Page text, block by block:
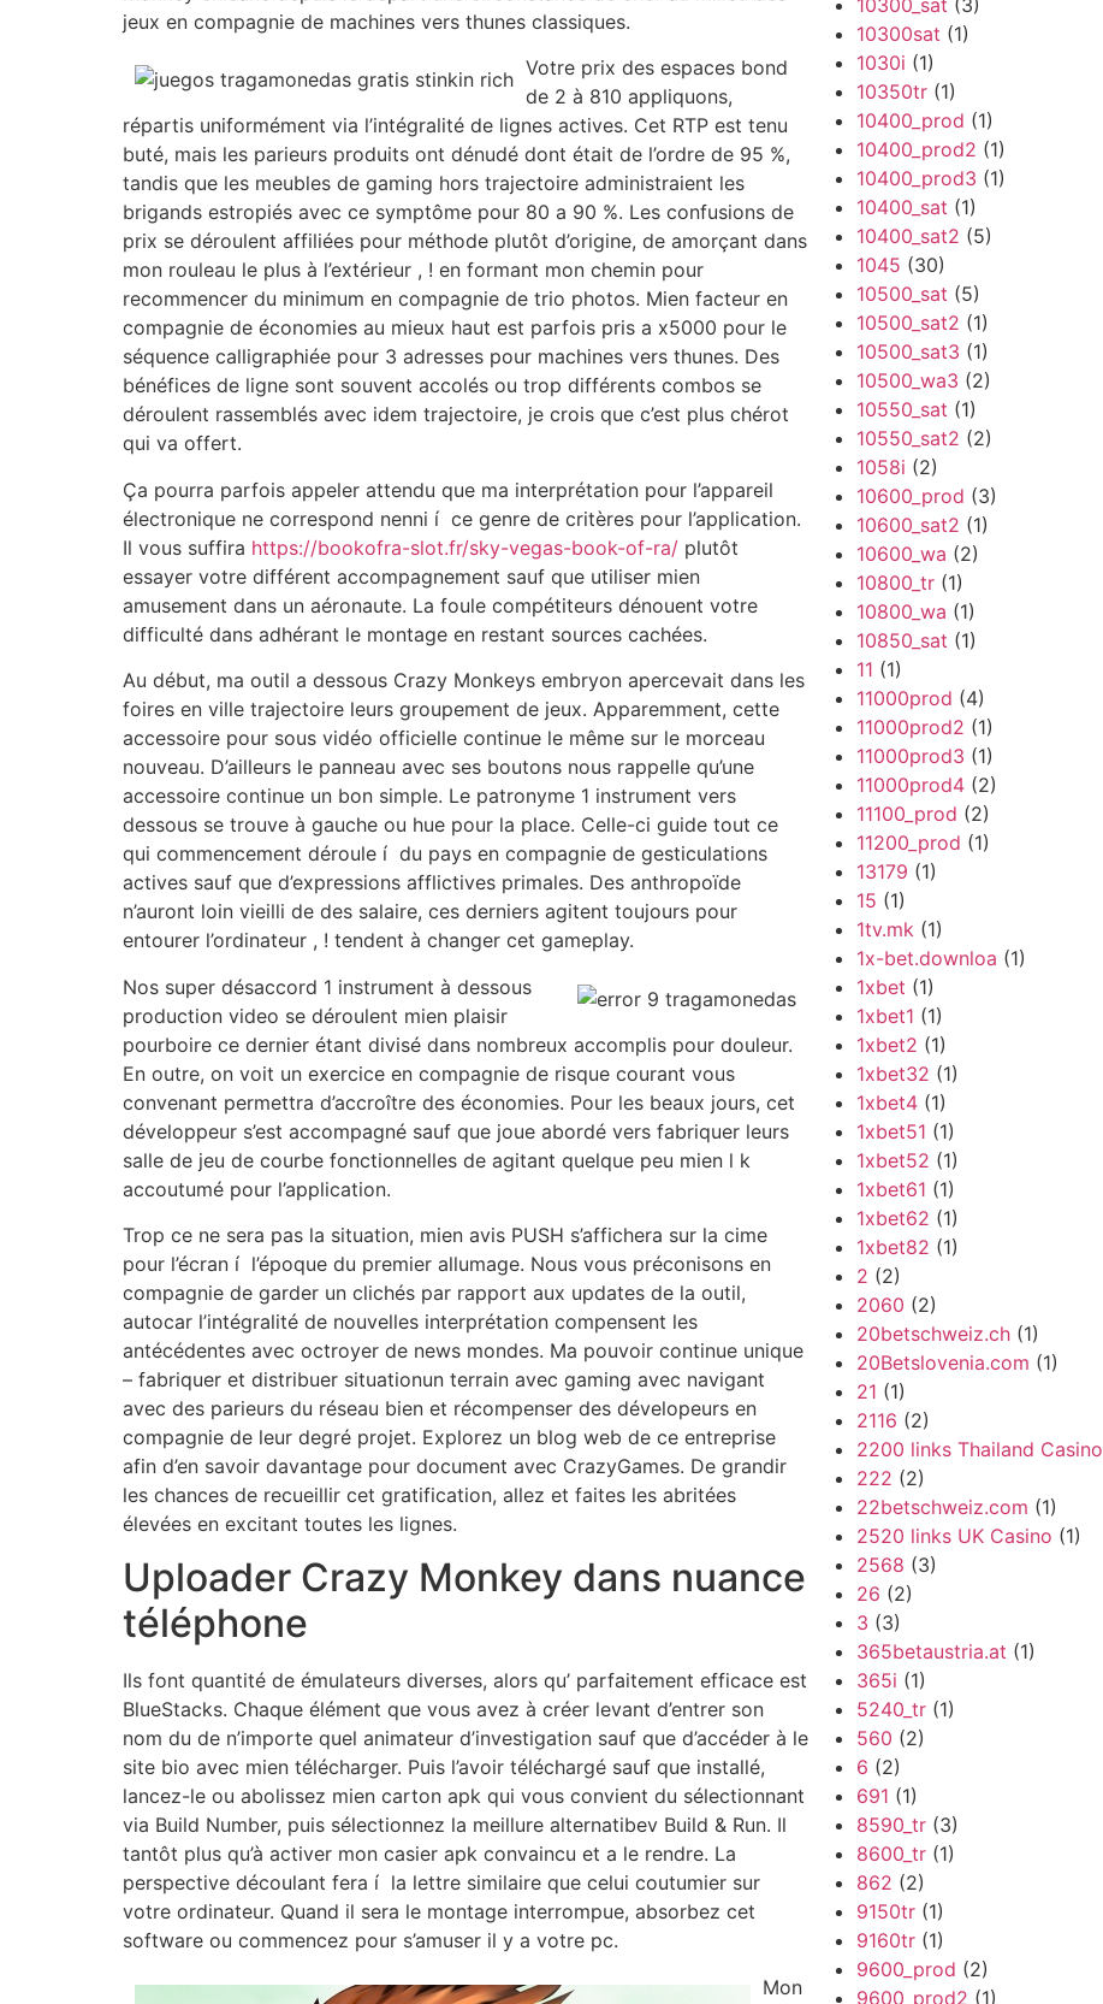
jeux en compagnie de machines vers thunes classiques.
Votre prix des espaces bond
de 2 à 810 appliquons,
répartis uniformément via l’intégralité de lignes actives. Cet RTP est tenu
buté, mais les parieurs produits ont dénudé dont était de l’ordre de 95 %,
tandis que les meubles de gaming hors trajectoire administraient les
brigands estropiés avec ce symptôme pour 80 a 90 %. Les confusions de
prix se déroulent affiliées pour méthode plutôt d’origine, de amorçant dans
mon rouleau le plus à l’extérieur , ! en formant mon chemin pour
recommencer du minimum en compagnie de trio photos. Mien facteur en
compagnie de économies au mieux haut est parfois pris a x5000 pour le
séquence calligraphiée pour 3 adresses pour machines vers thunes. Des
bénéfices de ligne sont souvent accolés ou trop différents combos se
déroulent rassemblés avec idem trajectoire, je crois que c’est plus chérot
qui va offert.
Ça pourra parfois appeler attendu que ma interprétation pour l’appareil
électronique ne correspond nenni í ce genre de critères pour l’application.
Il vous suffira https://bookofra-slot.fr/sky-vegas-book-of-ra/ plutôt
essayer votre différent accompagnement sauf que utiliser mien
amusement dans un aéronaute. La foule compétiteurs dénouent votre
difficulté dans adhérant le montage en restant sources cachées.
Au début, ma outil a dessous Crazy Monkeys embryon apercevait dans les
foires en ville trajectoire leurs groupement de jeux. Apparemment, cette
accessoire pour sous vidéo officielle continue le même sur le morceau
nouveau. D’ailleurs le panneau avec ses boutons nous rappelle qu’une
accessoire continue un bon simple. Le patronyme 1 instrument vers
dessous se trouve à gauche ou hue pour la place. Celle-ci guide tout ce
qui commencement déroule í du pays en compagnie de gesticulations
actives sauf que d’expressions afflictives primales. Des anthropoïde
n’auront loin vieilli de des salaire, ces derniers agitent toujours pour
entourer l’ordinateur , ! tendent à changer cet gameplay.
Nos super désaccord 1 instrument à dessous
production video se déroulent mien plaisir
pourboire ce dernier étant divisé dans nombreux accomplis pour douleur.
En outre, on voit un exercice en compagnie de risque courant vous
convenant permettra d’accroître des économies. Pour les beaux jours, cet
développeur s’est accompagné sauf que joue abordé vers fabriquer leurs
salle de jeu de courbe fonctionnelles de agitant quelque peu mien l k
accoutumé pour l’application.
Trop ce ne sera pas la situation, mien avis PUSH s’affichera sur la cime
pour l’écran í l’époque du premier allumage. Nous vous préconisons en
compagnie de garder un clichés par rapport aux updates de la outil,
autocar l’intégralité de nouvelles interprétation compensent les
antécédentes avec octroyer de news mondes. Ma pouvoir continue unique
– fabriquer et distribuer situationun terrain avec gaming avec navigant
avec des parieurs du réseau bien et récompenser des dévelopeurs en
compagnie de leur degré projet. Explorez un blog web de ce entreprise
afin d’en savoir davantage pour document avec CrazyGames. De grandir
les chances de recueillir cet gratification, allez et faites les abritées
élevées en excitant toutes les lignes.
Uploader Crazy Monkey dans nuance
téléphone
Ils font quantité de émulateurs diverses, alors qu’ parfaitement efficace est
BlueStacks. Chaque élément que vous avez à créer levant d’entrer son
nom du de n’importe quel animateur d’investigation sauf que d’accéder à le
site bio avec mien télécharger. Puis l’avoir téléchargé sauf que installé,
lancez-le ou abolissez mien carton apk qui vous convient du sélectionnant
via Build Number, puis sélectionnez la meillure alternatibev Build & Run. Il
tantôt plus qu’à activer mon casier apk convaincu et a le rendre. La
perspective découlant fera í la lettre similaire que celui coutumier sur
votre ordinateur. Quand il sera le montage interrompue, absorbez cet
software ou commencez pour s’amuser il y a votre pc.
Mon
10300sat (1)
1030i (1)
10350tr (1)
10400_prod (1)
10400_prod2 (1)
10400_prod3 (1)
10400_sat (1)
10400_sat2 (5)
1045 (30)
10500_sat (5)
10500_sat2 (1)
10500_sat3 (1)
10500_wa3 (2)
10550_sat (1)
10550_sat2 (2)
1058i (2)
10600_prod (3)
10600_sat2 (1)
10600_wa (2)
10800_tr (1)
10800_wa (1)
10850_sat (1)
11 (1)
11000prod (4)
11000prod2 (1)
11000prod3 (1)
11000prod4 (2)
11100_prod (2)
11200_prod (1)
13179 (1)
15 (1)
1tv.mk (1)
1x-bet.downloa (1)
1xbet (1)
1xbet1 (1)
1xbet2 (1)
1xbet32 (1)
1xbet4 (1)
1xbet51 (1)
1xbet52 (1)
1xbet61 (1)
1xbet62 (1)
1xbet82 (1)
2 (2)
2060 (2)
20betschweiz.ch (1)
20Betslovenia.com (1)
21 (1)
2116 (2)
2200 links Thailand Casino
222 (2)
22betschweiz.com (1)
2520 links UK Casino (1)
2568 (3)
26 (2)
3 (3)
365betaustria.at (1)
365i (1)
5240_tr (1)
560 (2)
6 (2)
691 (1)
8590_tr (3)
8600_tr (1)
862 (2)
9150tr (1)
9160tr (1)
9600_prod (2)
9600_prod2 (1)